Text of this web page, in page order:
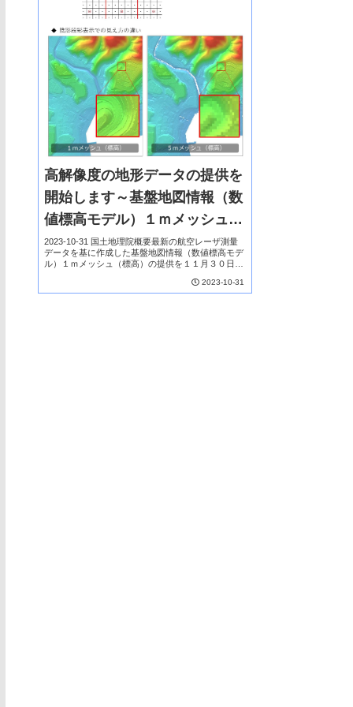
高解像度の地形データの提供を
開始します～基盤地図情報（数
値標高モデル）１ｍメッシュ
（標高）の提供開始～
2023-10-31 国土地理院概要最新の航空レーザ測量
データを基に作成した基盤地図情報（数値標高モデ
ル）１ｍメッシュ（標高）の提供を１１月３０日
地形の起伏が表現されているため、浸水被害予測な
2023-10-31